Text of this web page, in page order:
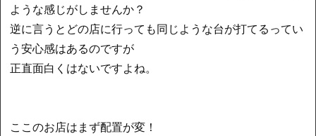
ような感じがしませんか？
逆に言うとどの店に行っても同じような台が打てるってい
う安心感はあるのですが
正直面白くはないですよね。
ここのお店はまず配置が変！